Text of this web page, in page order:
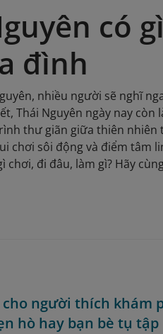
có
đình
nhiều người sẽ nghĩ
Thái Nguyên ngày nay
thư giãn giữa thiên nhiên
chơi sôi động và điểm tâm
chơi, đi đâu, làm gì? Hãy
cho người thích khám
hò hay bạn bè tụ tập